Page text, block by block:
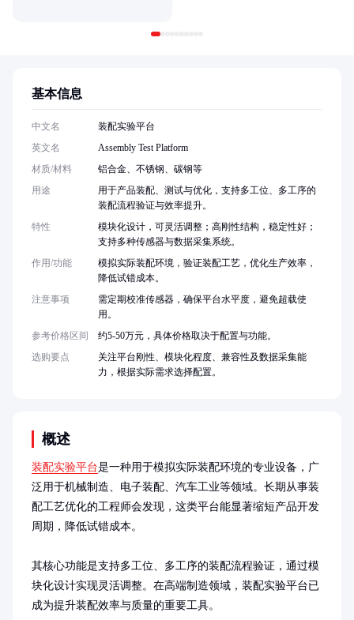
概述
装配实验平台是一种用于模拟实际装配环境的专业设备，广
泛用于机械制造、电子装配、汽车工业等领域。长期从事装
配工艺优化的工程师会发现，这类平台能显著缩短产品开发
周期，降低试错成本。
其核心功能是支持多工位、多工序的装配流程验证，通过模
块化设计实现灵活调整。在高端制造领域，装配实验平台已
成为提升装配效率与质量的重要工具。
基本信息
中文名
装配实验平台
英文名
Assembly Test Platform
材质/材料
铝合金、不锈钢、碳钢等
用途
用于产品装配、测试与优化，支持多工位、多工序的
装配流程验证与效率提升。
特性
模块化设计，可灵活调整；高刚性结构，稳定性好；
支持多种传感器与数据采集系统。
作用/功能
模拟实际装配环境，验证装配工艺，优化生产效率，
降低试错成本。
注意事项
需定期校准传感器，确保平台水平度，避免超载使
用。
参考价格区间
约5-50万元，具体价格取决于配置与功能。
选购要点
关注平台刚性、模块化程度、兼容性及数据采集能
力，根据实际需求选择配置。